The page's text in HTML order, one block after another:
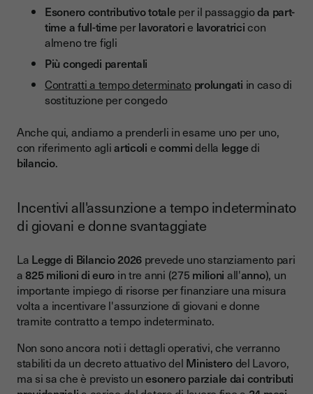
Esonero contributivo totaleper il passaggioda part-
time a full-timeperlavoratorie lavoratricicon
almeno tre figli
Più congedi parentali
Contratti a tempo determinatoprolungati in caso di
sostituzione per congedo
Anche qui, andiamo a prenderli in esame uno per uno,
con riferimento agliarticoli ecommidella leggedi
bilancio.
Incentivi all'assunzione a tempo indeterminato
di giovani e donne svantaggiate
La Legge di Bilancio 2026 prevede uno stanziamento pari
a 825 milioni di euro in tre anni (275 milioni all'anno), un
importante impiego di risorse per finanziare una misura
volta a incentivare l'assunzione di giovani e donne
tramite contratto a tempo indeterminato.
Non sono ancora noti i dettagli operativi, che verranno
stabiliti da un decreto attuativo del Ministerodel Lavoro,
ma si sa che è previsto unesonero parziale dai contributi